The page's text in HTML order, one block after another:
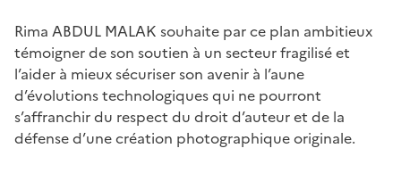
Rima ABDUL MALAK souhaite par ce plan ambitieux
témoigner de son soutien à un secteur fragilisé et
l’aider à mieux sécuriser son avenir à l’aune
d’évolutions technologiques qui ne pourront
s’affranchir du respect du droit d’auteur et de la
défense d’une création photographique originale.